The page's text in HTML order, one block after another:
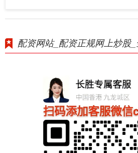
配资网站_配资正规网上炒股